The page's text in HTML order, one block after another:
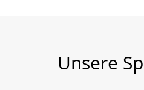
Unsere